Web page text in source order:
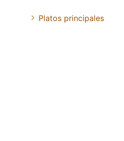
Platos principales